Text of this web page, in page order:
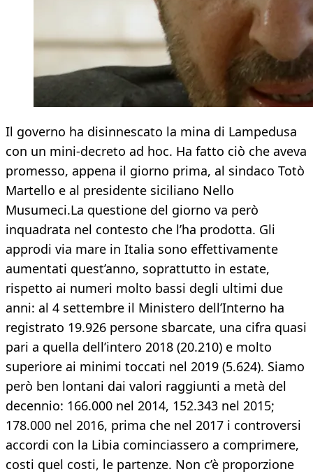
Il governo ha disinnescato la mina di Lampedusa
con un mini-decreto ad hoc. Ha fatto ciò che aveva
promesso, appena il giorno prima, al sindaco Totò
Martello e al presidente siciliano Nello
Musumeci.La questione del giorno va però
inquadrata nel contesto che l’ha prodotta. Gli
approdi via mare in Italia sono effettivamente
aumentati quest’anno, soprattutto in estate,
rispetto ai numeri molto bassi degli ultimi due
anni: al 4 settembre il Ministero dell’Interno ha
registrato 19.926 persone sbarcate, una cifra quasi
pari a quella dell’intero 2018 (20.210) e molto
superiore ai minimi toccati nel 2019 (5.624). Siamo
però ben lontani dai valori raggiunti a metà del
decennio: 166.000 nel 2014, 152.343 nel 2015;
178.000 nel 2016, prima che nel 2017 i controversi
accordi con la Libia cominciassero a comprimere,
costi quel costi, le partenze. Non c’è proporzione